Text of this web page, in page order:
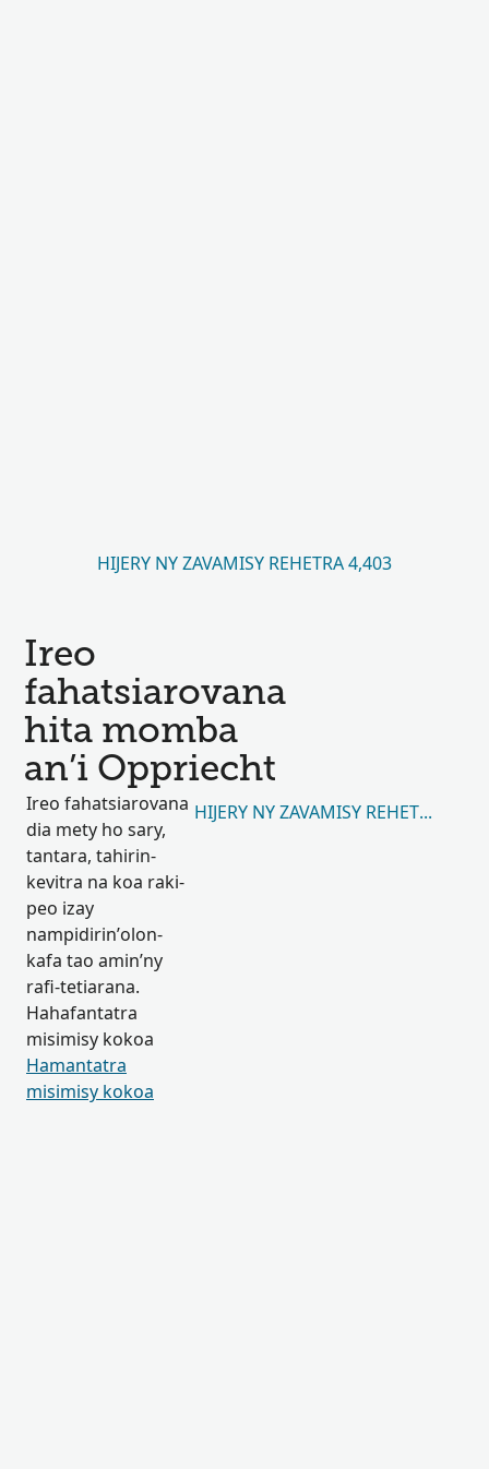
HIJERY NY ZAVAMISY REHETRA 4,403
Ireo
fahatsiarovana
hita momba
an’i Oppriecht
Ireo fahatsiarovana
dia mety ho sary,
tantara, tahirin-
kevitra na koa raki-
peo izay
nampidirin’olon-
kafa tao amin’ny
rafi-tetiarana.
Hahafantatra
misimisy kokoa
Hamantatra
misimisy kokoa
HIJERY NY ZAVAMISY REHETRA 9